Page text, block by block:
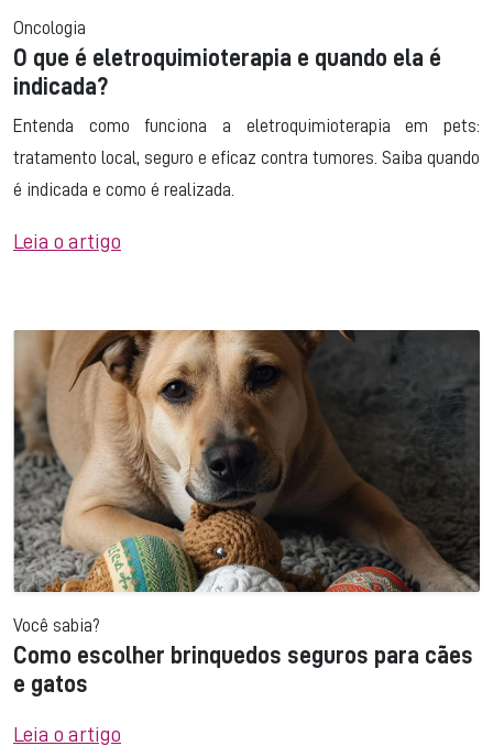
Oncologia
O que é eletroquimioterapia e quando ela é
indicada?
Entenda como funciona a eletroquimioterapia em pets:
tratamento local, seguro e eficaz contra tumores. Saiba quando
é indicada e como é realizada.
Leia o artigo
Você sabia?
Como escolher brinquedos seguros para cães
e gatos
Leia o artigo